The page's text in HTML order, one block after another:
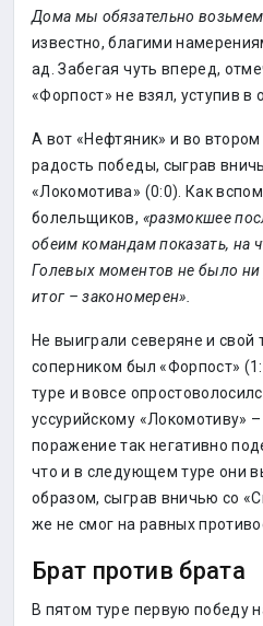
Дома мы обязательно
известно, благими
ад. Забегая чуть вперед,
«Форпост» не взял, уступив в
А вот «Нефтяник» и во
радость победы, сыграв
«Локомотива» (0:0). Как
болельщиков, «размокшее
обеим командам показать, на
Голевых моментов не было ни
итог – закономерен».
Не выиграли северяне и свой
соперником был «Форпост»
туре и вовсе
уссурийскому «Локомотиву»
поражение так негативно
что и в следующем туре они
образом, сыграв вничью со
же не смог на равных
Брат против брата
В пятом туре первую победу